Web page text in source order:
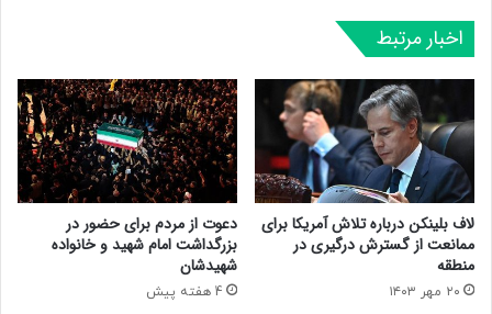
اخبار مرتبط
لاف بلینکن درباره تلاش آمریکا برای
ممانعت از گسترش درگیری در
منطقه
۲۰ مهر ۱۴۰۳
دعوت از مردم برای حضور در
بزرگداشت امام شهید و خانواده
شهیدشان
4 هفته پیش